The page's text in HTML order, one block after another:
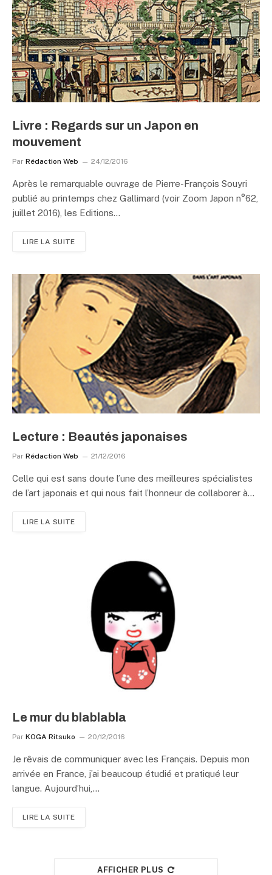
Livre : Regards sur un Japon en
mouvement
Par Rédaction Web 24/12/2016
Après le remarquable ouvrage de Pierre-François Souyri
publié au printemps chez Gallimard (voir Zoom Japon n°62,
juillet 2016), les Editions…
LIRE LA SUITE
Lecture : Beautés japonaises
Par Rédaction Web 21/12/2016
Celle qui est sans doute l’une des meilleures spécialistes
de l’art japonais et qui nous fait l’honneur de collaborer à…
LIRE LA SUITE
Le mur du blablabla
Par KOGA Ritsuko 20/12/2016
Je rêvais de communiquer avec les Français. Depuis mon
arrivée en France, j’ai beaucoup étudié et pratiqué leur
langue. Aujourd’hui,…
LIRE LA SUITE
AFFICHER PLUS